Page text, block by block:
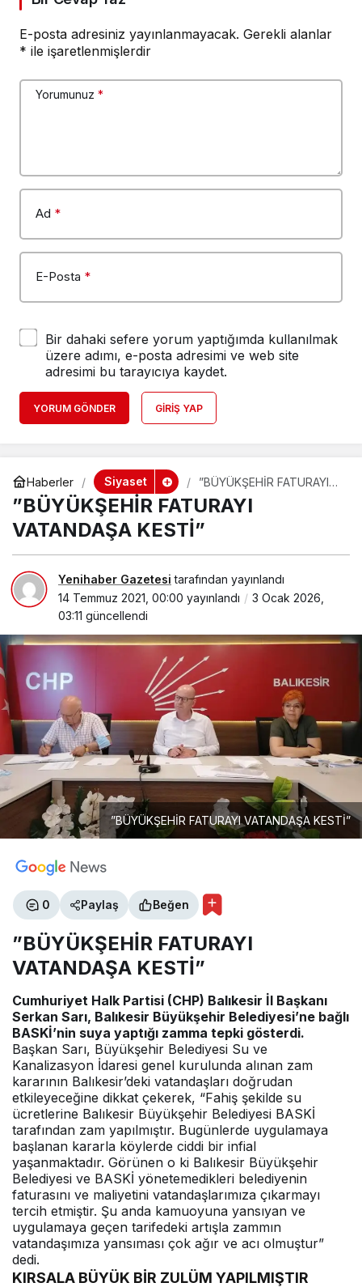
E-posta adresiniz yayınlanmayacak. Gerekli alanlar
* ile işaretlenmişlerdir
Yorumunuz *
Ad *
E-Posta *
Bir dahaki sefere yorum yaptığımda kullanılmak
üzere adımı, e-posta adresimi ve web site
adresimi bu tarayıcıya kaydet.
YORUM GÖNDER GIRIŞ YAP
Haberler Siyaset
”BÜYÜKŞEHİR FATURAYI
VATANDAŞA KESTİ”
”BÜYÜKŞEHİR FATURAYI
VATANDAŞA KESTİ”
Yenihaber Gazetesi tarafından yayınlandı
14 Temmuz 2021, 00:00 yayınlandı
3 Ocak 2026,
03:11 güncellendi
”BÜYÜKŞEHİR FATURAYI VATANDAŞA KESTİ”
0 Paylaş Beğen
”BÜYÜKŞEHİR FATURAYI
VATANDAŞA KESTİ”
Cumhuriyet Halk Partisi (CHP) Balıkesir İl Başkanı
Serkan Sarı, Balıkesir Büyükşehir Belediyesi’ne bağlı
BASKİ’nin suya yaptığı zamma tepki gösterdi.
Başkan Sarı, Büyükşehir Belediyesi Su ve
Kanalizasyon İdaresi genel kurulunda alınan zam
kararının Balıkesir’deki vatandaşları doğrudan
etkileyeceğine dikkat çekerek, “Fahiş şekilde su
ücretlerine Balıkesir Büyükşehir Belediyesi BASKİ
tarafından zam yapılmıştır. Bugünlerde uygulamaya
başlanan kararla köylerde ciddi bir infial
yaşanmaktadır. Görünen o ki Balıkesir Büyükşehir
Belediyesi ve BASKİ yönetemedikleri belediyenin
faturasını ve maliyetini vatandaşlarımıza çıkarmayı
tercih etmiştir. Şu anda kamuoyuna yansıyan ve
uygulamaya geçen tarifedeki artışla zammın
vatandaşımıza yansıması çok ağır ve acı olmuştur”
dedi.
KIRSALA BÜYÜK BİR ZULÜM YAPILMIŞTIR